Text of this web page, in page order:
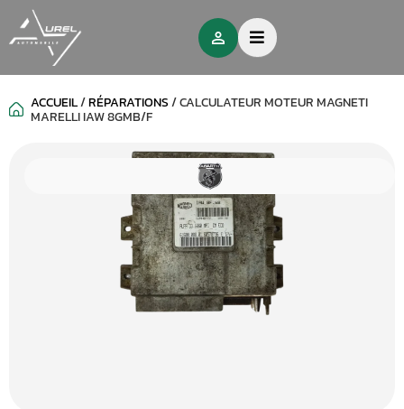
ACCUEIL/RÉPARATIONS/CALCULATEUR MOTEUR MAGNETI
MARELLI IAW 8GMB/F